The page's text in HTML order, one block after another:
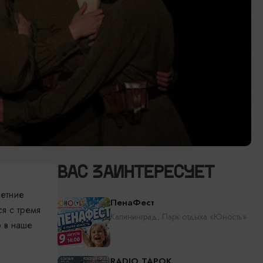
с тремя
в наше
ВАС ЗАИНТЕРЕСУЕТ
ПенаФест
Калининград, Парк отдыха «Юность»